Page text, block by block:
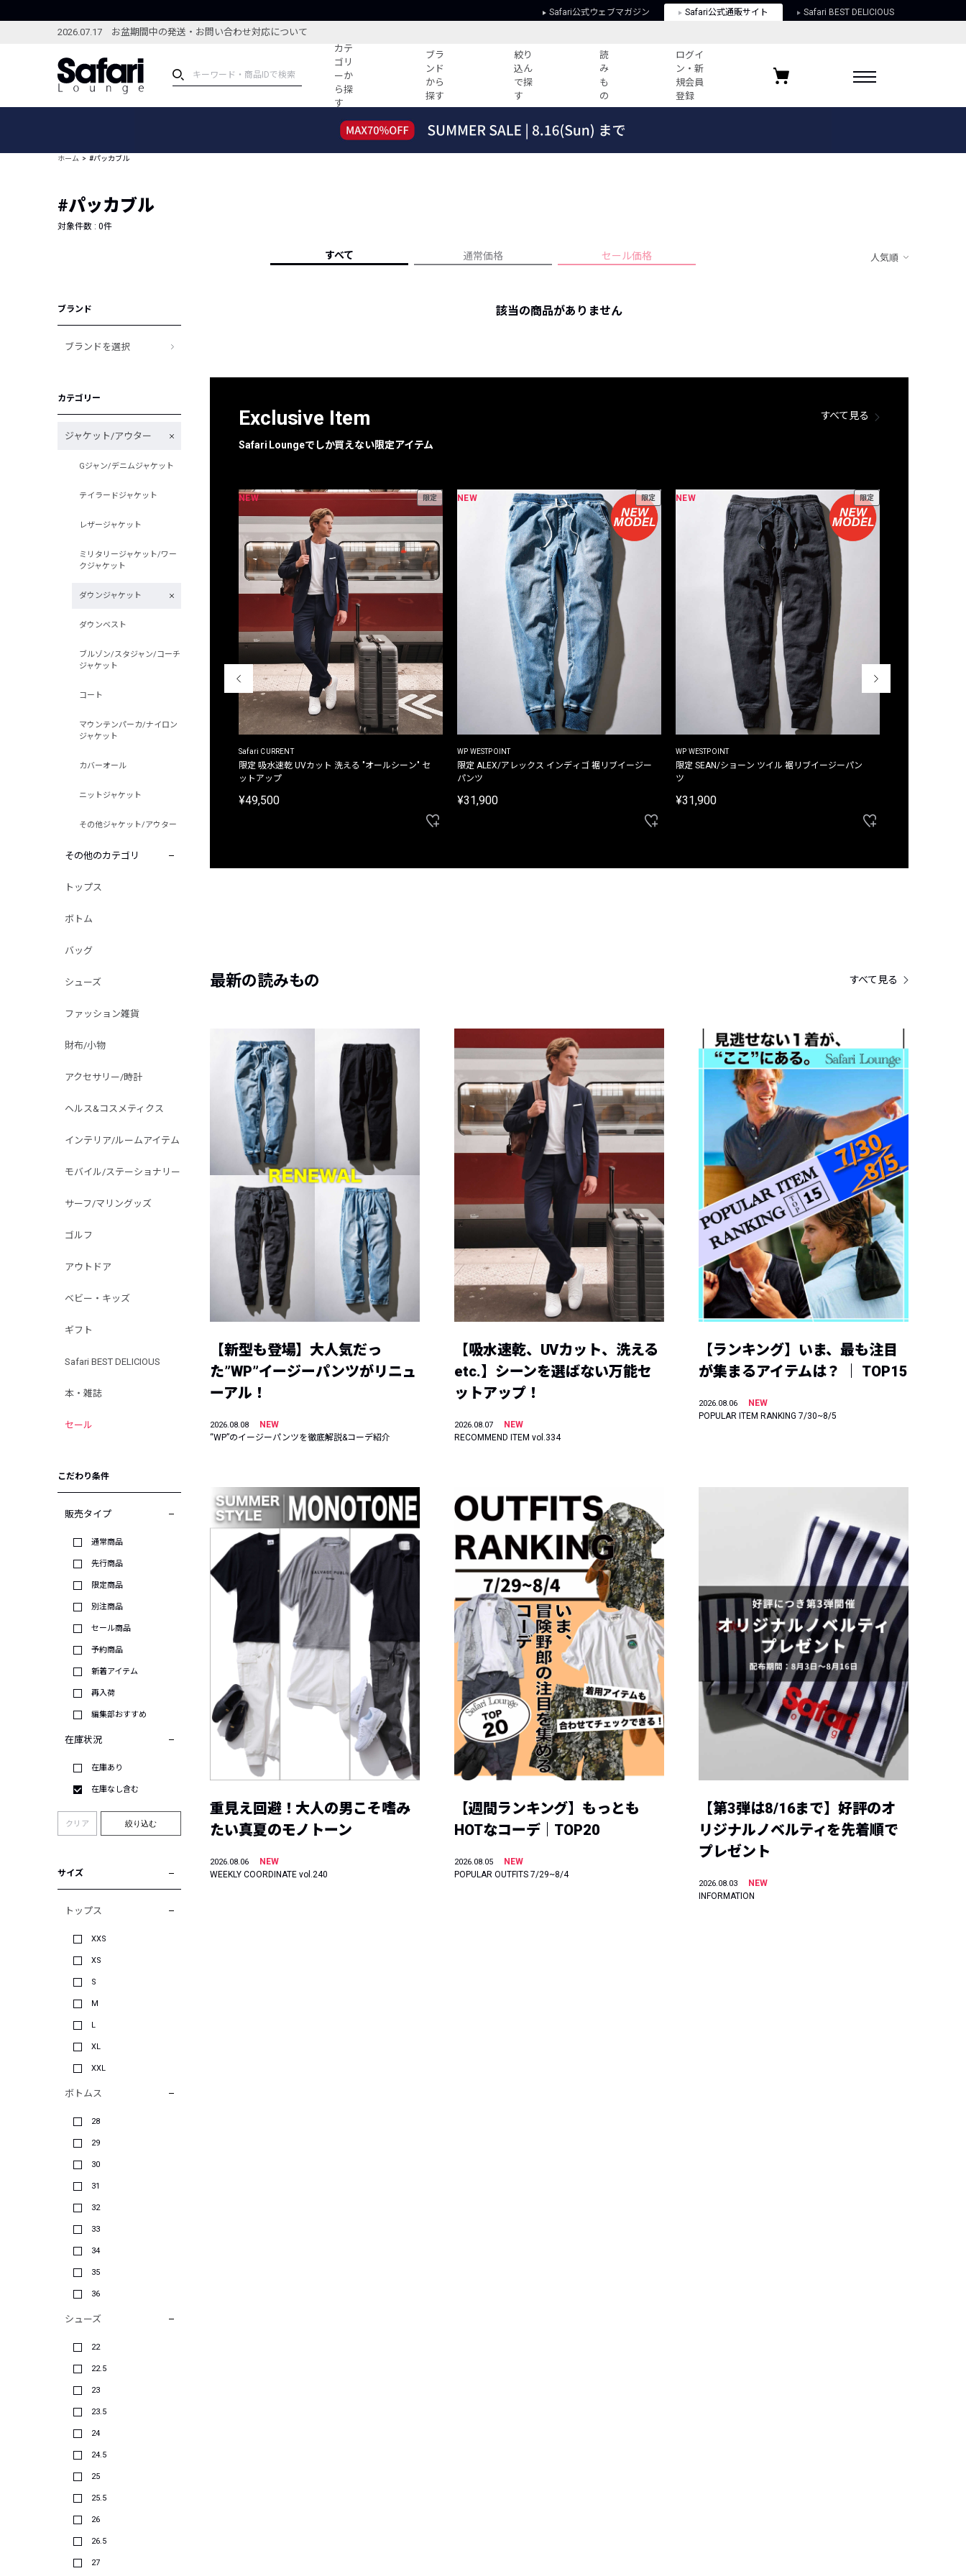
Safari公式ウェブマガジン Safari公式通販サイト Safari BEST DELICIOUS
2026.07.17 お盆期間中の発送・お問い合わせ対応について
カテ
ゴリ
ーか
ら探
す
ブラ
ンド
から
探す
絞り
込ん
で探
す
読
み
も
の
ログイ
ン・新
規会員
登録
ブランドから探す
新着アイテム
編集部のおすすめアイテム
すべての記事
人気記事ランキング
フォーカスブランド
プライバシーポリシー
お気に入りブランド
ホーム #パッカブル
#パッカブル
対象件数 : 0件
すべて 通常価格 セール価格 人気順
ブランド
ブランドを選択
カテゴリー
ジャケット/アウター
Gジャン/デニムジャケット
テイラードジャケット
レザージャケット
ミリタリージャケット/ワー
クジャケット
ダウンジャケット
ダウンベスト
ブルゾン/スタジャン/コーチ
ジャケット
コート
マウンテンパーカ/ナイロン
ジャケット
カバーオール
ニットジャケット
その他ジャケット/アウター
その他のカテゴリ
トップス
ボトム
バッグ
シューズ
ファッション雑貨
財布/小物
アクセサリー/時計
ヘルス&コスメティクス
インテリア/ルームアイテム
モバイル/ステーショナリー
サーフ/マリングッズ
ゴルフ
アウトドア
ベビー・キッズ
ギフト
Safari BEST DELICIOUS
本・雑誌
セール
こだわり条件
販売タイプ
通常商品
先行商品
限定商品
別注商品
セール商品
予約商品
新着アイテム
再入荷
編集部おすすめ
在庫状況
在庫あり
在庫なし含む
クリア 絞り込む
サイズ
トップス
XXS
XS
S
M
L
XL
XXL
ボトムス
28
29
30
31
32
33
34
35
36
シューズ
22
22.5
23
23.5
24
24.5
25
25.5
26
26.5
27
該当の商品がありません
Exclusive Item
Safari Loungeでしか買えない限定アイテム
すべて見る
別注限定 フード付き チェックシャツジャケット
NEW 限定
Safari CURRENT
限定 吸水速乾 UVカット 洗える "オールシーン" セ
ットアップ
¥49,500
NEW 限定
WP WESTPOINT
限定 ALEX/アレックス インディゴ 裾リブイージー
パンツ
¥31,900
NEW 限定
WP WESTPOINT
限定 SEAN/ショーン ツイル 裾リブイージーパン
ツ
¥31,900
最新の読みもの すべて見る
【新型も登場】大人気だっ
た”WP”イージーパンツがリニュ
ーアル！
2026.08.08
NEW
“WP”のイージーパンツを徹底解説&コーデ紹介
【吸水速乾、UVカット、洗える
etc.】シーンを選ばない万能セ
ットアップ！
2026.08.07
NEW
RECOMMEND ITEM vol.334
【ランキング】いま、最も注目
が集まるアイテムは？ ｜ TOP15
2026.08.06
NEW
POPULAR ITEM RANKING 7/30~8/5
重見え回避！大人の男こそ嗜み
たい真夏のモノトーン
2026.08.06
NEW
WEEKLY COORDINATE vol.240
【週間ランキング】もっとも
HOTなコーデ｜TOP20
2026.08.05
NEW
POPULAR OUTFITS 7/29~8/4
【第3弾は8/16まで】好評のオ
リジナルノベルティを先着順で
プレゼント
2026.08.03
NEW
INFORMATION